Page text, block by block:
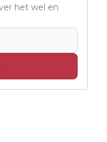
het wel en